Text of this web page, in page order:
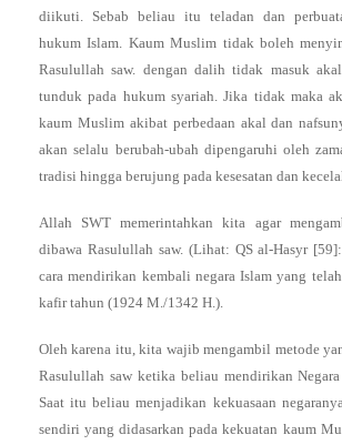
diikuti. Sebab beliau itu teladan dan
hukum Islam. Kaum Muslim tidak boleh
Rasulullah saw. dengan dalih tidak masuk
tunduk pada hukum syariah. Jika tidak maka
kaum Muslim akibat perbedaan akal dan
akan selalu berubah-ubah dipengaruhi oleh
tradisi hingga berujung pada kesesatan dan
Allah SWT memerintahkan kita agar
dibawa Rasulullah saw. (Lihat: QS al-Hasyr
cara mendirikan kembali negara Islam yang
kafir tahun (1924 M./1342 H.).
Oleh karena itu, kita wajib mengambil metode
Rasulullah saw ketika beliau mendirikan
Saat itu beliau menjadikan kekuasaan
sendiri yang didasarkan pada kekuatan kaum